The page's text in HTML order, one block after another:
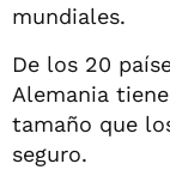
mundiales.
De los 20
Alemania
tamaño que
seguro.